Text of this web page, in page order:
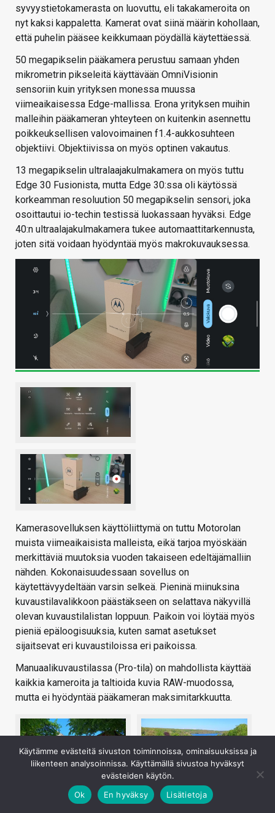
syvyystietokamerasta on luovuttu, eli takakameroita on
nyt kaksi kappaletta. Kamerat ovat siinä määrin kohollaan,
että puhelin pääsee keikkumaan pöydällä käytettäessä.
50 megapikselin pääkamera perustuu samaan yhden
mikrometrin pikseleitä käyttävään OmniVisionin
sensoriin kuin yrityksen monessa muussa
viimeaikaisessa Edge-mallissa. Erona yrityksen muihin
malleihin pääkameran yhteyteen on kuitenkin asennettu
poikkeuksellisen valovoimainen f1.4-aukkosuhteen
objektiivi. Objektiivissa on myös optinen vakautus.
13 megapikselin ultralaajakulmakamera on myös tuttu
Edge 30 Fusionista, mutta Edge 30:ssa oli käytössä
korkeamman resoluution 50 megapikselin sensori, joka
osoittautui io-techin testissä luokassaan hyväksi. Edge
40:n ultraalajakulmakamera tukee automaattitarkennusta,
joten sitä voidaan hyödyntää myös makrokuvauksessa.
Kamerasovelluksen käyttöliittymä on tuttu Motorolan
muista viimeaikaisista malleista, eikä tarjoa myöskään
merkittäviä muutoksia vuoden takaiseen edeltäjämalliin
nähden. Kokonaisuudessaan sovellus on
käytettävyydeltään varsin selkeä. Pieninä miinuksina
kuvaustilavalikkoon päästäkseen on selattava näkyvillä
olevan kuvaustilalistan loppuun. Paikoin voi löytää myös
pieniä epäloogisuuksia, kuten samat asetukset
sijaitsevat eri kuvaustiloissa eri paikoissa.
Manuaalikuvaustilassa (Pro-tila) on mahdollista käyttää
kaikkia kameroita ja taltioida kuvia RAW-muodossa,
mutta ei hyödyntää pääkameran maksimitarkkuutta.
Käytämme evästeitä sivuston toiminnoissa, ominaisuuksissa ja
liikenteen analysoinnissa. Käyttämällä sivustoa hyväksyt
evästeiden käytön.
Ok
En hyväksy Lisätietoja